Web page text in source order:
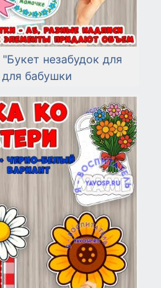
незабудок для
бабушки